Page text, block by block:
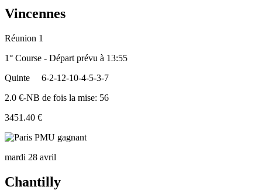
Vincennes
Réunion 1
1° Course - Départ prévu à 13:55
Quinte
6-2-12-10-4-5-3-7
2.0 €-NB de fois la mise: 56
3451.40 €
mardi 28 avril
Chantilly